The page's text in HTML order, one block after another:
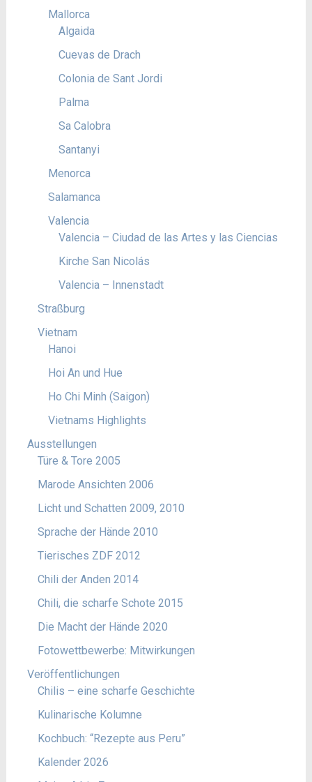
Mallorca
Algaida
Cuevas de Drach
Colonia de Sant Jordi
Palma
Sa Calobra
Santanyi
Menorca
Salamanca
Valencia
Valencia – Ciudad de las Artes y las Ciencias
Kirche San Nicolás
Valencia – Innenstadt
Straßburg
Vietnam
Hanoi
Hoi An und Hue
Ho Chi Minh (Saigon)
Vietnams Highlights
Ausstellungen
Türe & Tore 2005
Marode Ansichten 2006
Licht und Schatten 2009, 2010
Sprache der Hände 2010
Tierisches ZDF 2012
Chili der Anden 2014
Chili, die scharfe Schote 2015
Die Macht der Hände 2020
Fotowettbewerbe: Mitwirkungen
Veröffentlichungen
Chilis – eine scharfe Geschichte
Kulinarische Kolumne
Kochbuch: “Rezepte aus Peru”
Kalender 2026